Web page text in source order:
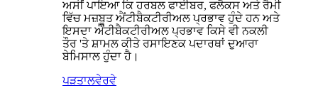
ਅਸੀਂ ਪਾਇਆ ਕਿ ਹਰਬਲ ਫਾਈਬਰ, ਫਲੈਕਸ ਅਤੇ ਰੈਮੀ
ਵਿੱਚ ਮਜ਼ਬੂਤ ​​​​ਐਂਟੀਬੈਕਟੀਰੀਅਲ ਪ੍ਰਭਾਵ ਹੁੰਦੇ ਹਨ ਅਤੇ
ਇਸਦਾ ਐਂਟੀਬੈਕਟੀਰੀਅਲ ਪ੍ਰਭਾਵ ਕਿਸੇ ਵੀ ਨਕਲੀ
ਤੌਰ 'ਤੇ ਸ਼ਾਮਲ ਕੀਤੇ ਰਸਾਇਣਕ ਪਦਾਰਥਾਂ ਦੁਆਰਾ
ਬੇਮਿਸਾਲ ਹੁੰਦਾ ਹੈ।
ਪੜਤਾਲਵੇਰਵੇ